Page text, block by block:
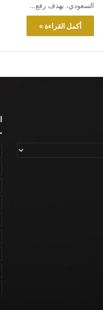
السعودي، بهدف رفع…
أكمل القراءة »